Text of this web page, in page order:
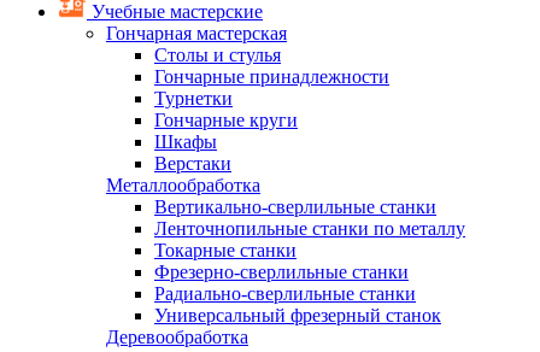
Учебные мастерские
Гончарная мастерская
Столы и стулья
Гончарные принадлежности
Турнетки
Гончарные круги
Шкафы
Верстаки
Металлообработка
Вертикально-сверлильные станки
Ленточнопильные станки по металлу
Токарные станки
Фрезерно-сверлильные станки
Радиально-сверлильные станки
Универсальный фрезерный станок
Деревообработка